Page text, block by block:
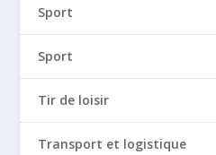
Sport
Sport
Tir de loisir
Transport et logistique